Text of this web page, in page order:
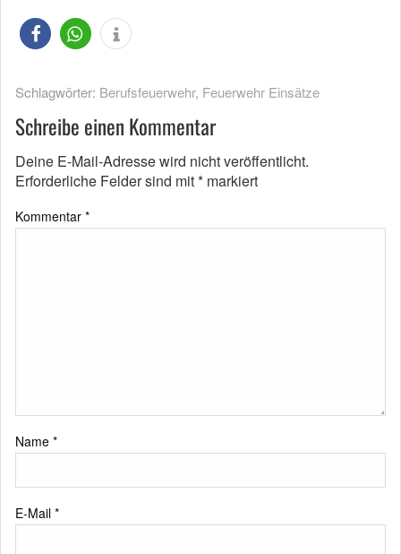
Schlagwörter: Berufsfeuerwehr, Feuerwehr Einsätze
Schreibe einen Kommentar
Deine E-Mail-Adresse wird nicht veröffentlicht.
Erforderliche Felder sind mit* markiert
Kommentar *
Name *
E-Mail *